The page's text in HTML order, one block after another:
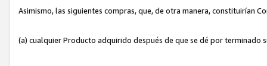
Asimismo, las siguientes compras, que, de otra manera, constituirían
(a) cualquier Producto adquirido después de que se dé por terminado